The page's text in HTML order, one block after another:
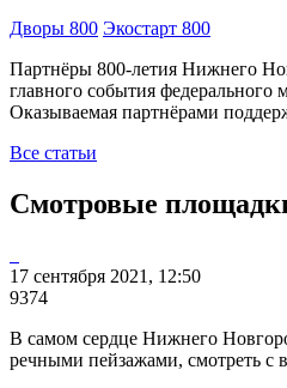
Дворы 800 Экостарт 800
Партнёры 800-летия Нижнего
главного события федерального
Оказываемая партнёрами
Все статьи
Смотровые
17 сентября 2021, 12:50
9374
В самом сердце Нижнего
речными пейзажами, смотреть с